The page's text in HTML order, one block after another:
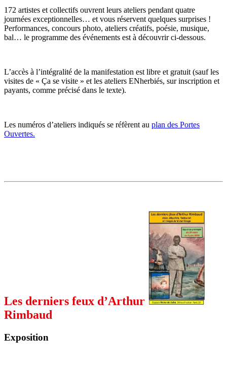
172 artistes et collectifs ouvrent leurs ateliers pendant quatre
journées exceptionnelles… et vous réservent quelques surprises !
Performances, concours photo, ateliers créatifs, poésie, musique,
bal… le programme des événements est à découvrir ci-dessous.
L’accès à l’intégralité de la manifestation est libre et gratuit (sauf les
visites de « Ça se visite » et les ateliers ENherbiés, sur inscription et
payants, comme précisé dans le texte).
Les numéros d’ateliers indiqués se réfèrent au plan des Portes
Ouvertes.
Les derniers feux d’Arthur
Rimbaud
Exposition